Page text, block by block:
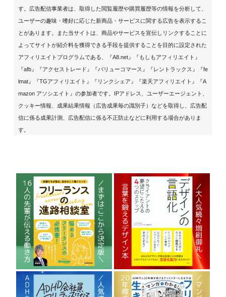
す。広告配信事業者は、取得した閲覧履歴や購買履歴等の情報を分析して、
ユーザーの趣味・嗜好に応じた新商品・サービスに関する広告を表示するこ
とがあります。また当サイトは、商品やサービスを宣伝しリンクすることに
よってサイトが紹介料を獲得できる手段を提供することを目的に設定された
アフィリエイトプログラムである、『A8.net』『もしもアフィリエイト』
『afb』『アクセストレード』『バリューコマース』『レントラックス』『fe
lmat』『TGアフィリエイト』『リンクシェア』『楽天アフィリエイト』『A
mazon アソシエイト』の参加者です。IPアドレス、ユーザーエージェント、
クッキー情報、成果結果情報（広告成果毎の識別子）などを取得し、広告配
信に係る成果計測、広告配信に係る不正防止などに利用する場合がありま
す。